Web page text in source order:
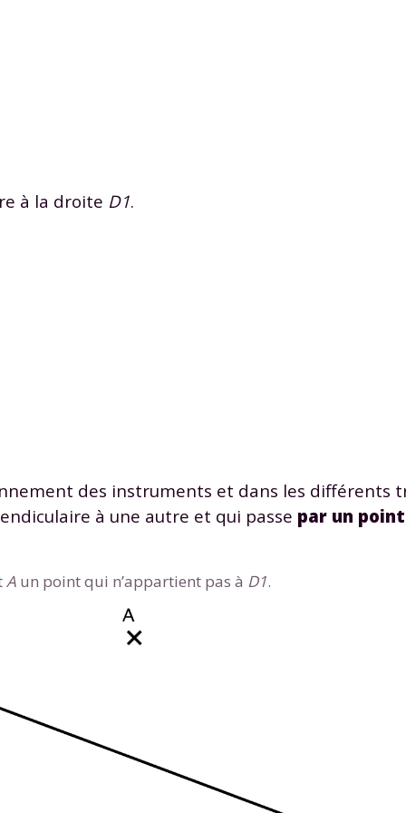
à la droite D1.
des instruments et dans les différents
à une autre et qui passe par un
A un point qui n’appartient pas à D1.